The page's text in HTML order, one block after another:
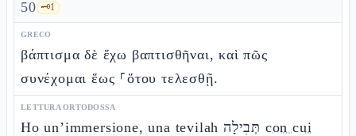
50 🗝️1
GRECO
βάπτισμα δὲ ἔχω βαπτισθῆναι, καὶ πῶς
συνέχομαι ἕως ⸀ὅτου τελεσθῇ.
LETTURA ORTODOSSA
con cui